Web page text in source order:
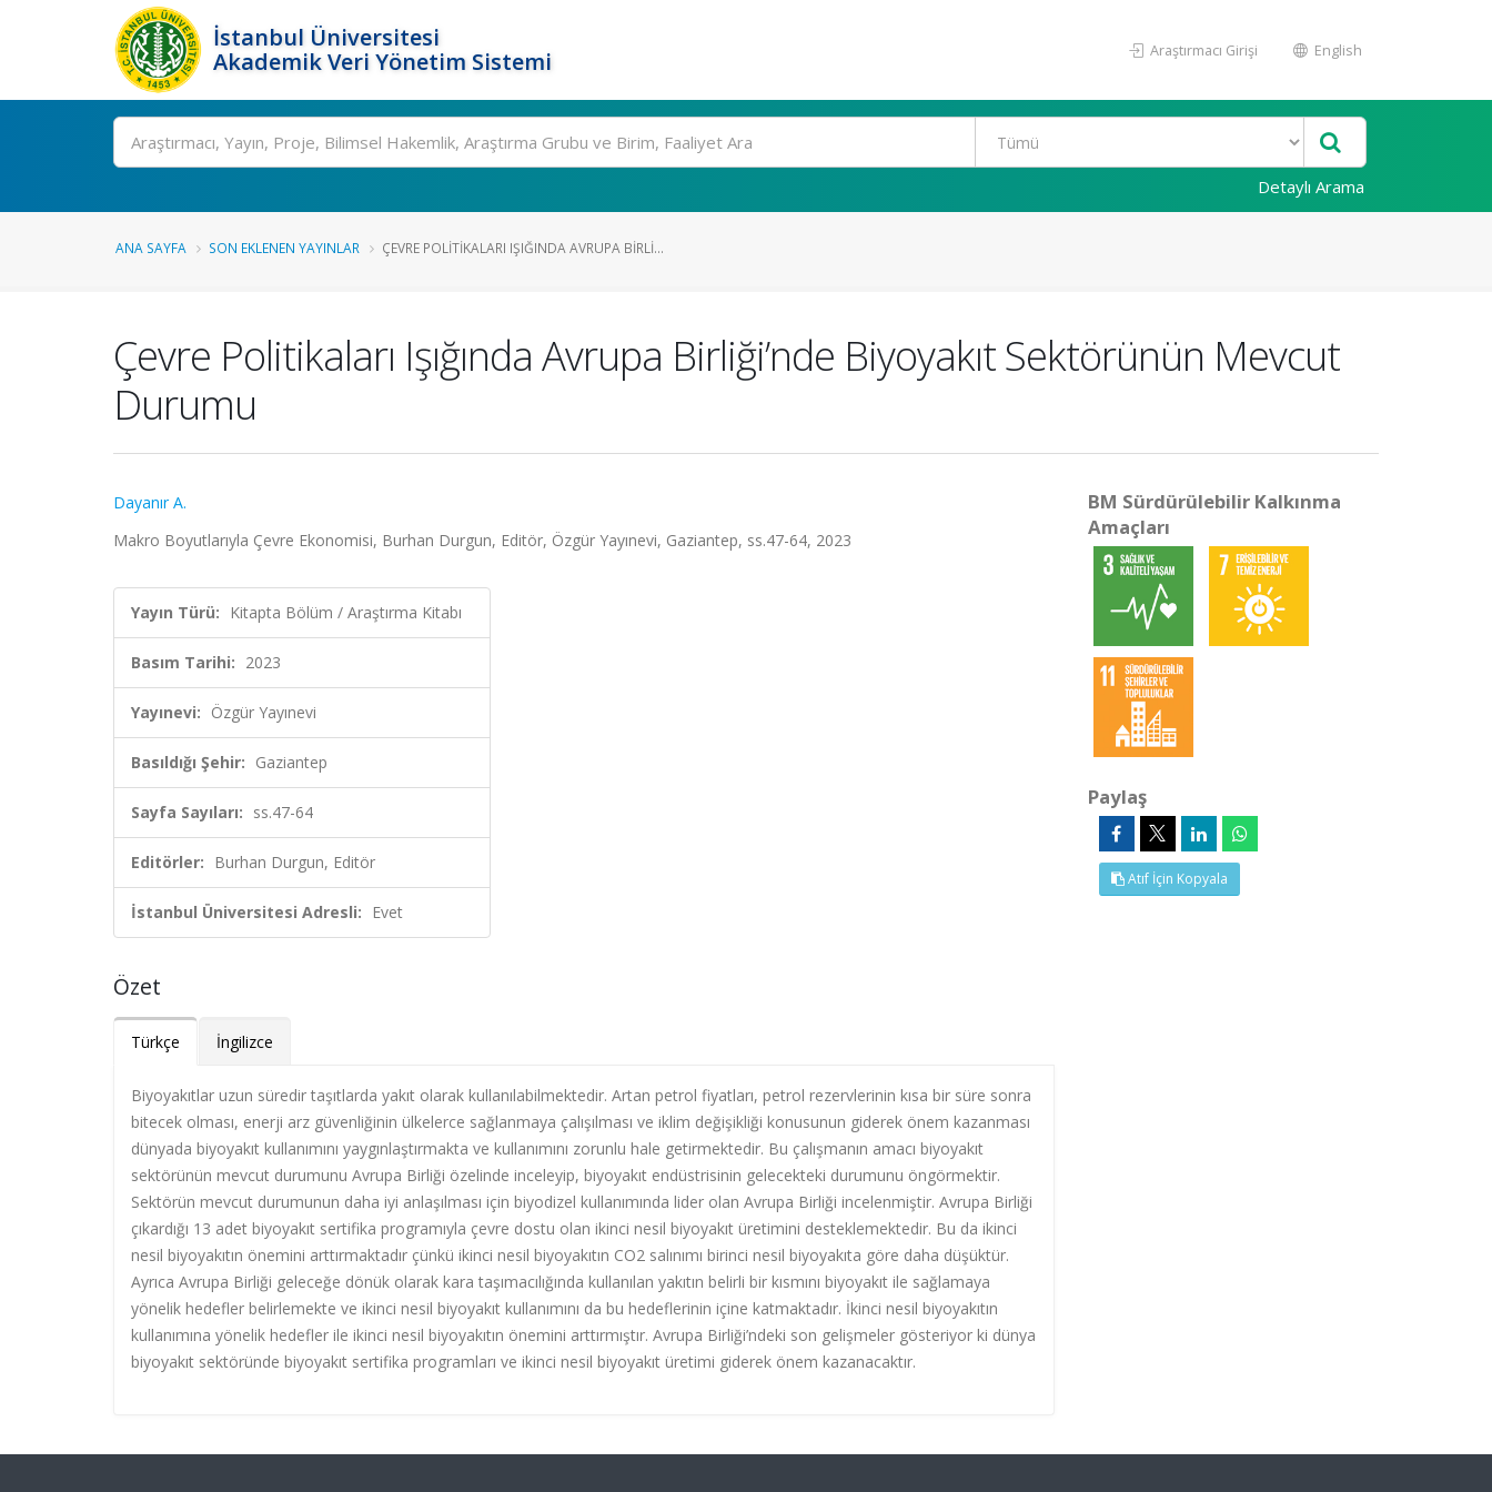
İstanbul Üniversitesi
Akademik Veri Yönetim Sistemi
Araştırmacı Girişi English
Ara
Detaylı Arama
ANA SAYFA SON EKLENEN YAYINLAR ÇEVRE POLITIKALARI IŞIĞINDA AVRUPA BIRLI...
Çevre Politikaları Işığında Avrupa Birliği’nde Biyoyakıt Sektörünün Mevcut
Durumu
Dayanır A.
Makro Boyutlarıyla Çevre Ekonomisi, Burhan Durgun, Editör, Özgür Yayınevi, Gaziantep, ss.47-64, 2023
Yayın Türü: Kitapta Bölüm / Araştırma Kitabı
Basım Tarihi: 2023
Yayınevi: Özgür Yayınevi
Basıldığı Şehir: Gaziantep
Sayfa Sayıları: ss.47-64
Editörler: Burhan Durgun, Editör
İstanbul Üniversitesi Adresli: Evet
Özet
Türkçe İngilizce
Biyoyakıtlar uzun süredir taşıtlarda yakıt olarak kullanılabilmektedir. Artan petrol fiyatları, petrol rezervlerinin kısa bir süre sonra
bitecek olması, enerji arz güvenliğinin ülkelerce sağlanmaya çalışılması ve iklim değişikliği konusunun giderek önem kazanması
dünyada biyoyakıt kullanımını yaygınlaştırmakta ve kullanımını zorunlu hale getirmektedir. Bu çalışmanın amacı biyoyakıt
sektörünün mevcut durumunu Avrupa Birliği özelinde inceleyip, biyoyakıt endüstrisinin gelecekteki durumunu öngörmektir.
Sektörün mevcut durumunun daha iyi anlaşılması için biyodizel kullanımında lider olan Avrupa Birliği incelenmiştir. Avrupa Birliği
çıkardığı 13 adet biyoyakıt sertifika programıyla çevre dostu olan ikinci nesil biyoyakıt üretimini desteklemektedir. Bu da ikinci
nesil biyoyakıtın önemini arttırmaktadır çünkü ikinci nesil biyoyakıtın CO2 salınımı birinci nesil biyoyakıta göre daha düşüktür.
Ayrıca Avrupa Birliği geleceğe dönük olarak kara taşımacılığında kullanılan yakıtın belirli bir kısmını biyoyakıt ile sağlamaya
yönelik hedefler belirlemekte ve ikinci nesil biyoyakıt kullanımını da bu hedeflerinin içine katmaktadır. İkinci nesil biyoyakıtın
kullanımına yönelik hedefler ile ikinci nesil biyoyakıtın önemini arttırmıştır. Avrupa Birliği’ndeki son gelişmeler gösteriyor ki dünya
biyoyakıt sektöründe biyoyakıt sertifika programları ve ikinci nesil biyoyakıt üretimi giderek önem kazanacaktır.
BM Sürdürülebilir Kalkınma
Amaçları
Paylaş
Atıf İçin Kopyala